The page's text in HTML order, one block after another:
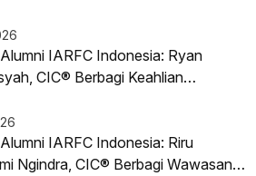
IARFC Indonesia: Ryan
CIC® Berbagi Keahlian
IARFC Indonesia: Riru
Ngindra, CIC® Berbagi Wawasan